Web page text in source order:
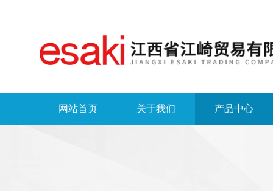
网站首页 关于我们 产品中心